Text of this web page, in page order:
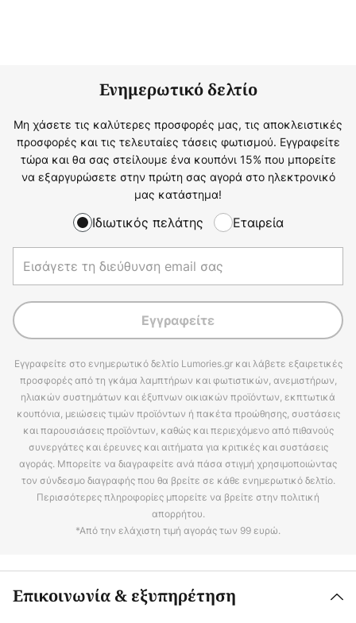
Ενημερωτικό δελτίο
Μη χάσετε τις καλύτερες προσφορές μας, τις αποκλειστικές
προσφορές και τις τελευταίες τάσεις φωτισμού. Εγγραφείτε
τώρα και θα σας στείλουμε ένα κουπόνι 15% που μπορείτε
να εξαργυρώσετε στην πρώτη σας αγορά στο ηλεκτρονικό
μας κατάστημα!
Ιδιωτικός πελάτης Εταιρεία
Εγγραφείτε
Εγγραφείτε στο ενημερωτικό δελτίο Lumories.gr και λάβετε εξαιρετικές
προσφορές από τη γκάμα λαμπτήρων και φωτιστικών, ανεμιστήρων,
ηλιακών συστημάτων και έξυπνων οικιακών προϊόντων, εκπτωτικά
κουπόνια, μειώσεις τιμών προϊόντων ή πακέτα προώθησης, συστάσεις
και παρουσιάσεις προϊόντων, καθώς και περιεχόμενο από πιθανούς
συνεργάτες και έρευνες και αιτήματα για κριτικές και συστάσεις
αγοράς. Μπορείτε να διαγραφείτε ανά πάσα στιγμή χρησιμοποιώντας
τον σύνδεσμο διαγραφής που θα βρείτε σε κάθε ενημερωτικό δελτίο.
Περισσότερες πληροφορίες μπορείτε να βρείτε στην πολιτική
απορρήτου.
*Από την ελάχιστη τιμή αγοράς των 99 ευρώ.
Επικοινωνία & εξυπηρέτηση